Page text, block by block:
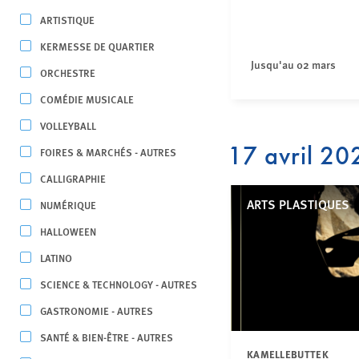
ARTISTIQUE
KERMESSE DE QUARTIER
ORCHESTRE
COMÉDIE MUSICALE
VOLLEYBALL
FOIRES & MARCHÉS - AUTRES
CALLIGRAPHIE
NUMÉRIQUE
HALLOWEEN
LATINO
SCIENCE & TECHNOLOGY - AUTRES
GASTRONOMIE - AUTRES
SANTÉ & BIEN-ÊTRE - AUTRES
Jusqu'au 02 mars
17 avril
ARTS PLASTIQUES
KAMELLEBUTTEK